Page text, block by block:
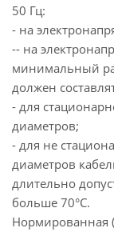
50 Гц:
- на
-- на
минимальный
должен
- для
диаметров;
- для не
диаметров
длительно
больше 70°С.
Нормированная